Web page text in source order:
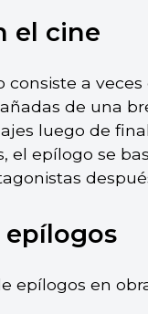
el cine
consiste a veces
de una
luego de
el epílogo se
epílogos
epílogos en